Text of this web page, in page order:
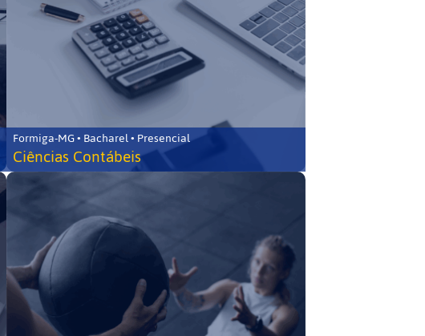
Formiga-MG • Bacharel • Presencial
Ciências Contábeis